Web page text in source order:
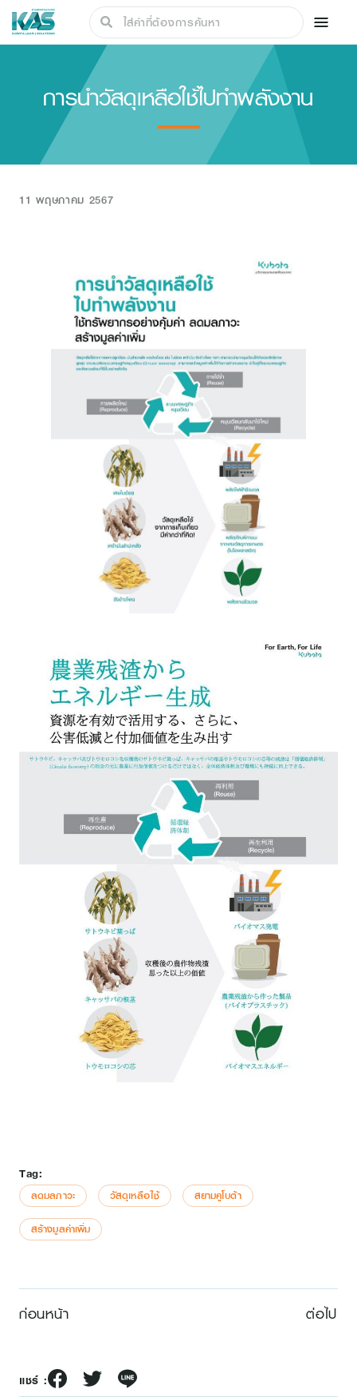
การนำวัสดุเหลือใช้ไปทำพลังงาน
11 พฤษภาคม 2567
Tag:
ลดมลภาวะ วัสดุเหลือใช้
สยามคูโบต้า
สร้างมูลค่าเพิ่ม
ก่อนหน้า ต่อไป
แชร์ :